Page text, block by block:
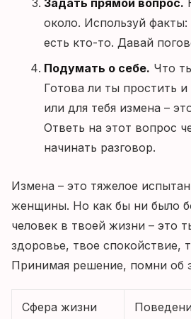
Задать прямой вопрос.
около. Используй
есть кто-то. Давай
Подумать о себе. Что
Готова ли ты простить
или для тебя измена –
Ответь на этот вопрос
начинать разговор.
Измена – это тяжелое
женщины. Но как бы ни было
человек в твоей жизни – это
здоровье, твое спокойствие,
Принимая решение, помни об
Сфера жизни